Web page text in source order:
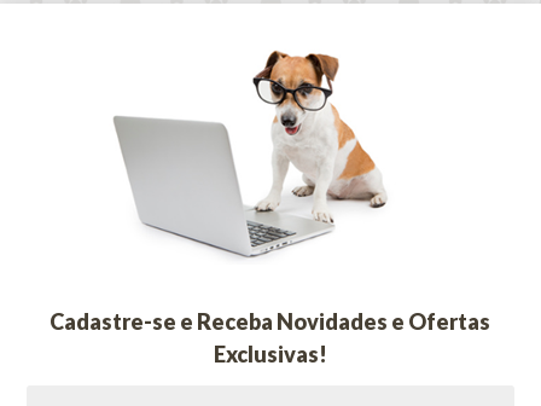
Cadastre-se e Receba Novidades e Ofertas
Exclusivas!